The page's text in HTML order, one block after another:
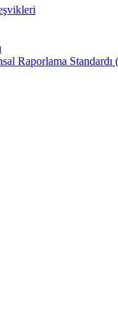
Raporlama